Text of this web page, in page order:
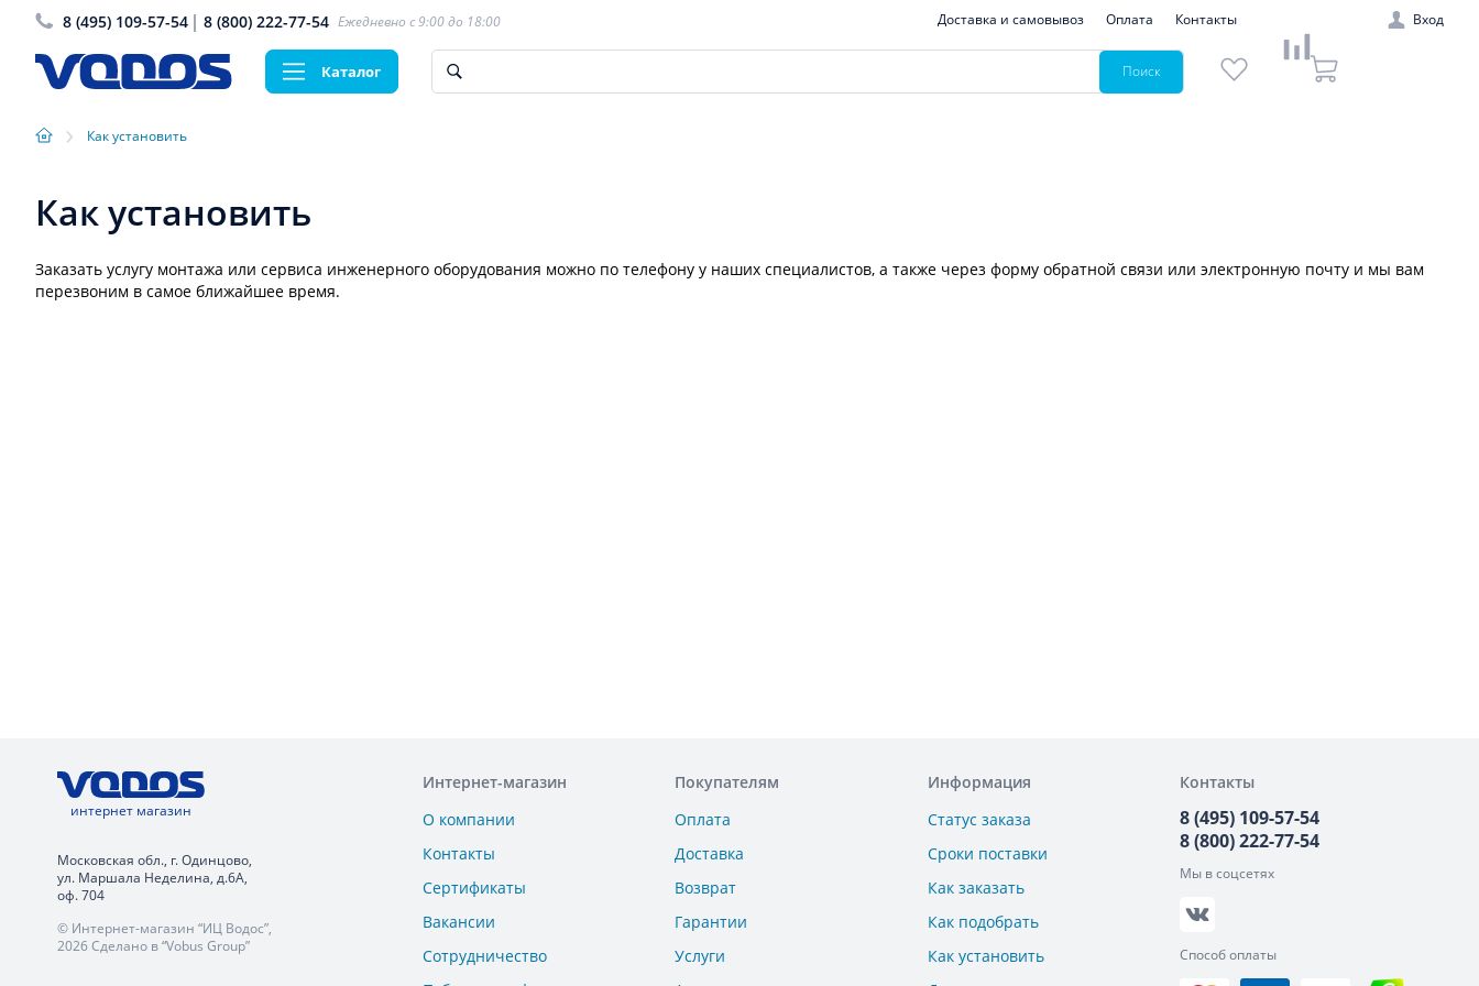
8 (495) 109-57-54 8 (800) 222-77-54 Ежедневно с 9:00 до 18:00 Доставка и самовывоз Оплата Контакты Вход
Каталог Поиск
› Как установить
Как установить
Заказать услугу монтажа или сервиса инженерного оборудования можно по телефону у наших специалистов, а также через форму обратной связи или электронную почту и мы вам
перезвоним в самое ближайшее время.
интернет магазин
Московская обл., г. Одинцово,
ул. Маршала Неделина, д.6А,
оф. 704
© Интернет-магазин “ИЦ Водос”,
2026 Сделано в “Vobus Group”
Интернет-магазин
О компании
Контакты
Сертификаты
Вакансии
Сотрудничество
Покупателям
Оплата
Доставка
Возврат
Гарантии
Услуги
Информация
Статус заказа
Сроки поставки
Как заказать
Как подобрать
Как установить
Контакты
8 (495) 109-57-54
8 (800) 222-77-54
Мы в соцсетях
Способ оплаты